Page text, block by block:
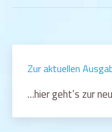
Zur aktuellen
…hier geht’s zur